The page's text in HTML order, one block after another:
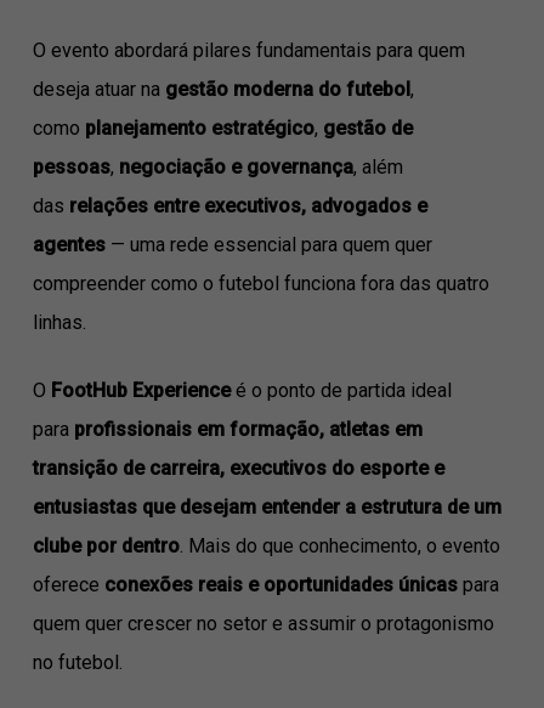
O evento abordará pilares fundamentais para quem
deseja atuar na gestão moderna do futebol ,
como planejamento estratégico, gestão de
pessoas, negociação e governança, além
das relações entre executivos, advogados e
agentes— uma rede essencial para quem quer
compreender como o futebol funciona fora das quatro
linhas.
O FootHub Experienceé o ponto de partida ideal
para profissionais em formação, atletas em
transição de carreira, executivos do esporte e
entusiastas que desejam entender a estrutura de um
clube por dentro. Mais do que conhecimento, o evento
oferece conexões reais e oportunidades únicaspara
quem quer crescer no setor e assumir o protagonismo
no futebol.